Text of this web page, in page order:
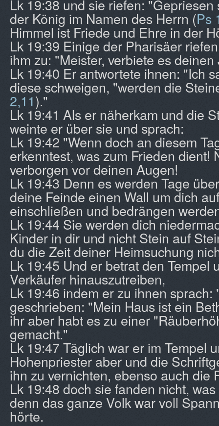
Lk 19:38 und sie riefen: "Gepriesen
der König im Namen des Herrn (Ps
Himmel ist Friede und Ehre in der
Lk 19:39 Einige der Pharisäer
ihm zu: "Meister, verbiete es
Lk 19:40 Er antwortete ihnen: "Ich
diese schweigen, "werden die
2,11)."
Lk 19:41 Als er näherkam und die
weinte er über sie und sprach:
Lk 19:42 "Wenn doch an diesem
erkenntest, was zum Frieden dient!
verborgen vor deinen Augen!
Lk 19:43 Denn es werden Tage
deine Feinde einen Wall um dich
einschließen und bedrängen
Lk 19:44 Sie werden dich
Kinder in dir und nicht Stein auf
du die Zeit deiner Heimsuchung
Lk 19:45 Und er betrat den Tempel
Verkäufer hinauszutreiben,
Lk 19:46 indem er zu ihnen sprach:
geschrieben: "Mein Haus ist ein
ihr aber habt es zu einer
gemacht."
Lk 19:47 Täglich war er im Tempel
Hohenpriester aber und die
ihn zu vernichten, ebenso auch die
Lk 19:48 doch sie fanden nicht,
denn das ganze Volk war voll
hörte.